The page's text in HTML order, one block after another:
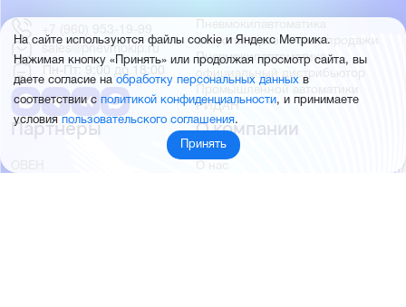
Пневмокипавтоматика
запустила розничные продажи
Пневмокипавтоматика –
официальный дистрибьютор
Промышленной автоматики
РИДАН
Партнёры
ОВЕН
О компании
О нас
+7 (960) 953-19-99
sales@pnevmokip.ru
Пн-Пт: 9:00 до 18:00
На сайте используются файлы cookie и Яндекс Метрика.
Нажимая кнопку «Принять» или продолжая просмотр сайта, вы
даете согласие наобработку персональных данных в
соответствии с политикой конфиденциальности, и принимаете
условия пользовательского соглашения.
Принять